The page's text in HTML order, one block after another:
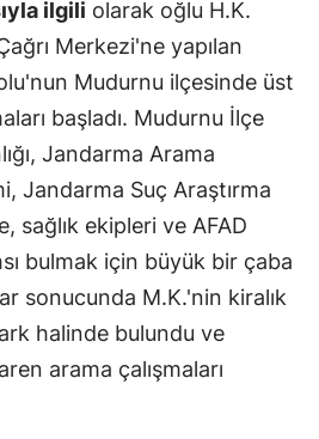
ilgili olarak oğlu H.K.
Merkezi'ne yapılan
Mudurnu ilçesinde üst
başladı. Mudurnu İlçe
Jandarma Arama
Jandarma Suç Araştırma
sağlık ekipleri ve AFAD
bulmak için büyük bir çaba
sonucunda M.K.'nin kiralık
halinde bulundu ve
arama çalışmaları